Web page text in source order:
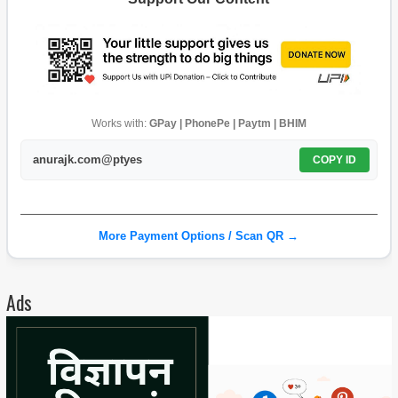
Works with: GPay | PhonePe | Paytm | BHIM
anurajk.com@ptyes COPY ID
More Payment Options / Scan QR →
Ads